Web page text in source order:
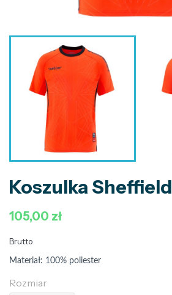
Koszulka Sheffield
105,00 zł
Brutto
Materiał: 100% poliester
Rozmiar